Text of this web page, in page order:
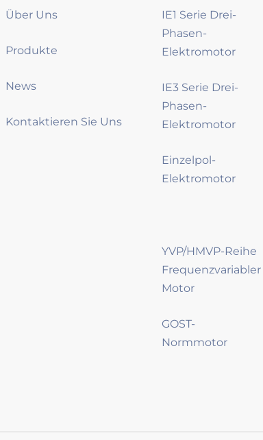
Über Uns
Produkte
News
Kontaktieren Sie Uns
IE1 Serie Drei-
Phasen-
Elektromotor
IE3 Serie Drei-
Phasen-
Elektromotor
Einzelpol-
Elektromotor
YVP/HMVP-Reihe
Frequenzvariabler
Motor
GOST-
Normmotor